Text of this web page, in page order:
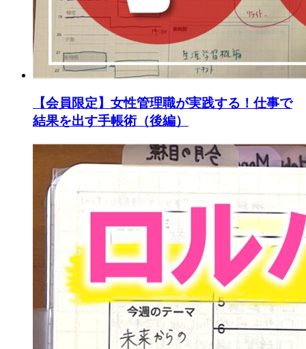
【会員限定】女性管理職が実践する！仕事で
結果を出す手帳術（後編）